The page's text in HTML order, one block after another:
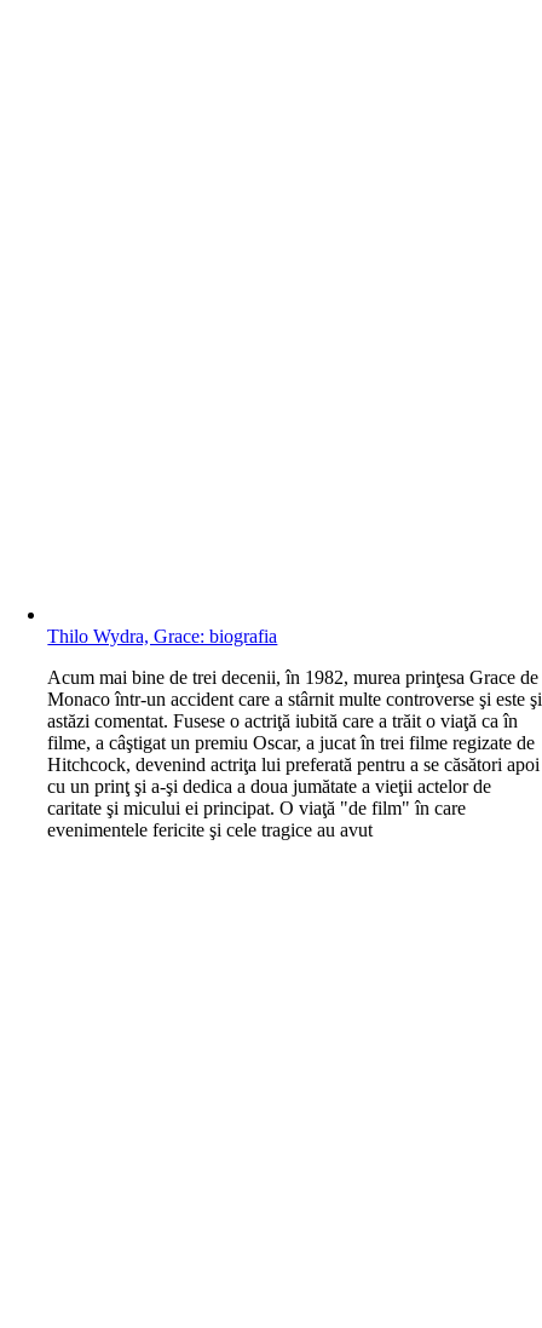
Thilo Wydra, Grace: biografia
Acum mai bine de trei decenii, în 1982, murea prinţesa Grace de
Monaco într-un accident care a stârnit multe controverse şi este şi
astăzi comentat. Fusese o actriţă iubită care a trăit o viaţă ca în
filme, a câştigat un premiu Oscar, a jucat în trei filme regizate de
Hitchcock, devenind actriţa lui preferată pentru a se căsători apoi
cu un prinţ şi a-şi dedica a doua jumătate a vieţii actelor de
caritate şi micului ei principat. O viaţă "de film" în care
evenimentele fericite şi cele tragice au avut